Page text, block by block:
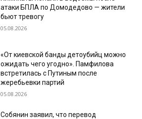
атаки БПЛА по Домодедово — жители
бьют тревогу
05.08.2026
«От киевской банды детоубийц можно
ожидать чего угодно». Памфилова
встретилась с Путиным после
жеребьевки партий
05.08.2026
Собянин заявил, что перевод